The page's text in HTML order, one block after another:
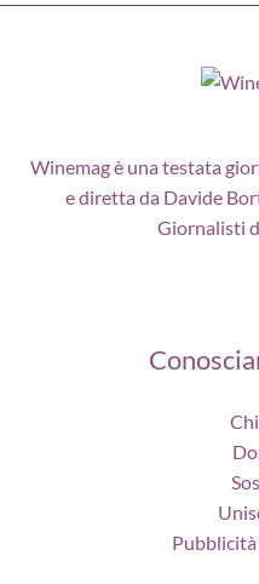
Winemag è una testata
e diretta da Davide
Giornalisti